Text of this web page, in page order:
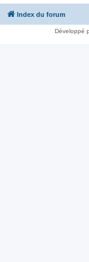
Index du forum
Développé